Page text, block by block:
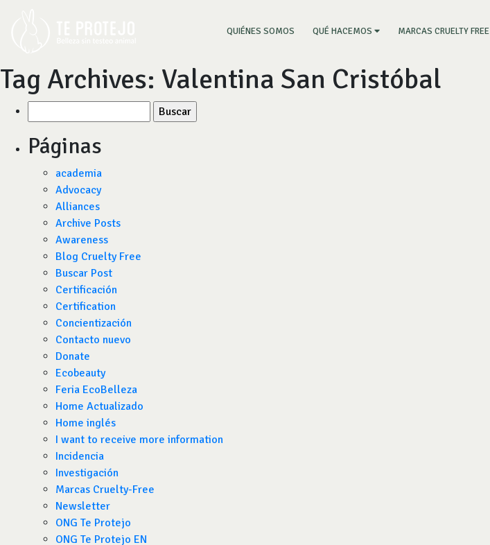
QUIÉNES SOMOS (CURRENT)
QUÉ HACEMOS MARCAS CRUELTY FREE
Tag Archives: Valentina San Cristóbal
por:
Páginas
academia
Advocacy
Alliances
Archive Posts
Awareness
Blog Cruelty Free
Buscar Post
Certificación
Certification
Concientización
Contacto nuevo
Donate
Ecobeauty
Feria EcoBelleza
Home Actualizado
Home inglés
I want to receive more information
Incidencia
Investigación
Marcas Cruelty-Free
Newsletter
ONG Te Protejo
ONG Te Protejo EN